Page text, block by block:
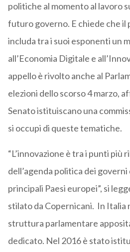
politiche al momento al lavoro
futuro governo. E chiede che il
includa tra i suoi esponenti un
all’Economia Digitale e
appello è rivolto anche al
elezioni dello scorso 4 marzo,
Senato istituiscano una
si occupi di queste tematiche.
“L’innovazione è tra i punti più
dell’agenda politica dei
principali Paesi europei”, si
stilato da Copernicani. In Italia
struttura parlamentare
dedicato. Nel 2016 è stato